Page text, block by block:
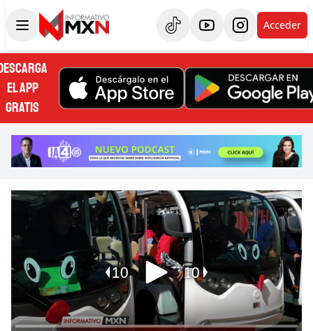
Acceder
EL APP
GRATIS